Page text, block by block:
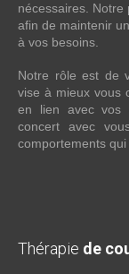
nécessaires.
afin de maintenir
à vos besoins.
Notre rôle est de
vise à mieux vous
en lien avec vos
concert avec
comportements
Thérapie de